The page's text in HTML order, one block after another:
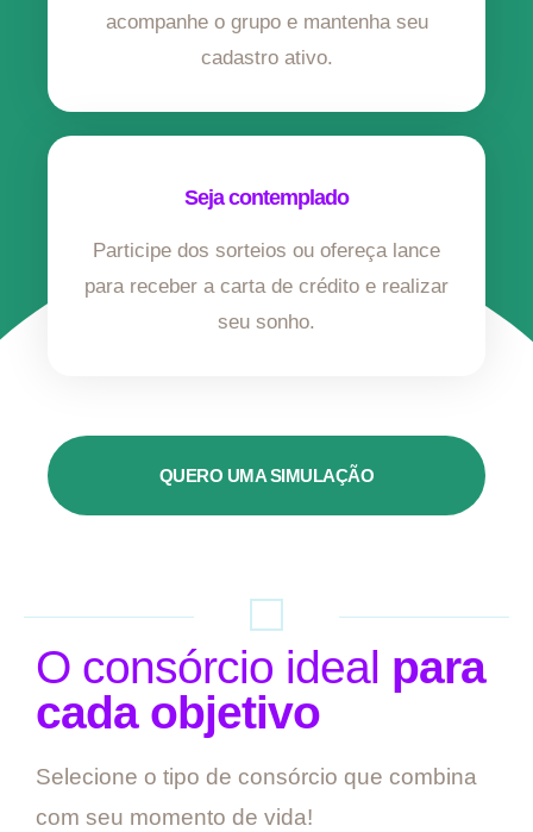
acompanhe o grupo e mantenha seu
cadastro ativo.
Seja contemplado
Participe dos sorteios ou ofereça lance
para receber a carta de crédito e realizar
seu sonho.
QUERO UMA SIMULAÇÃO
O consórcio ideal para
cada objetivo
Selecione o tipo de consórcio que combina
com seu momento de vida!